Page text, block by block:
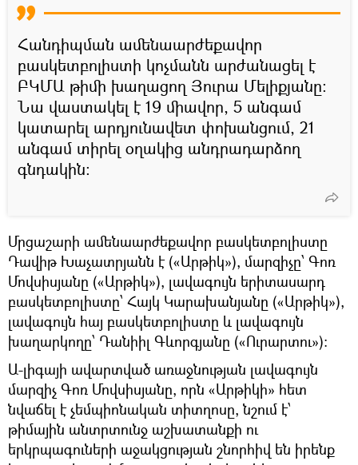
Հանդիպման ամենաարժեքավոր
բասկետբոլիստի կոչմանն արժանացել է
ԲԿՄԱ թիմի խաղացող Յուրա Մելիքյանը:
Նա վաստակել է 19 միավոր, 5 անգամ
կատարել արդյունավետ փոխանցում, 21
անգամ տիրել օղակից անդրադարձող
գնդակին:
Մրցաշարի ամենաարժեքավոր բասկետբոլիստը
Դավիթ Խաչատրյանն է («Արթիկ»), մարզիչը՝ Գոռ
Մովսիսյանը («Արթիկ»), լավագույն երիտասարդ
բասկետբոլիստը՝ Հայկ Կարախանյանը («Արթիկ»),
լավագույն հայ բասկետբոլիստը և լավագույն
խաղարկողը՝ Դանիիլ Գևորգյանը («Ուրարտու»):
Ա-լիգայի ավարտված առաջնության լավագույն
մարզիչ Գոռ Մովսիսյանը, որն «Արթիկի» հետ
նվաճել է չեմպիոնական տիտղոսը, նշում է՝
թիմային անտրտունջ աշխատանքի ու
երկրպագուների աջակցության շնորհիվ են իրենք